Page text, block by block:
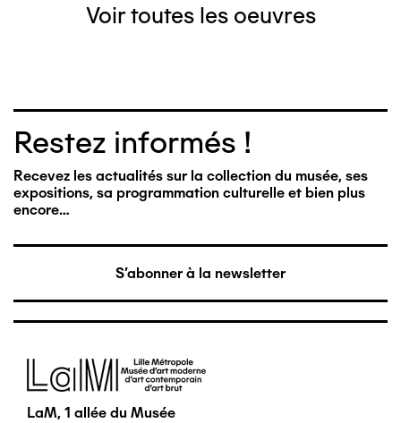
Voir toutes les oeuvres
Restez informés !
Recevez les actualités sur la collection du musée, ses
expositions, sa programmation culturelle et bien plus
encore…
S'abonner à la newsletter
Image
LaM, 1 allée du Musée